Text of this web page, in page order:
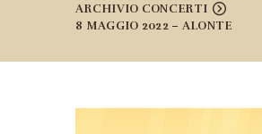
ARCHIVIO CONCERTI
8 MAGGIO 2022 – ALONTE
PROGETTI REALIZZATI
CONTATTI